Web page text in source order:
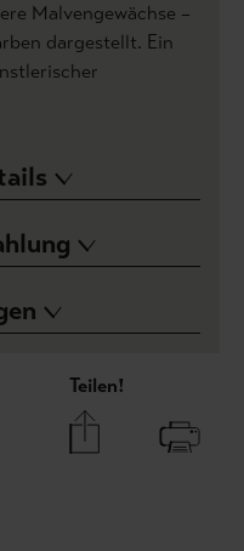
Malvengewächse –
dargestellt. Ein
Teilen!